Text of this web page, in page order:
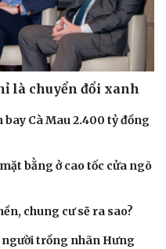
Giải trí
Nghệ sĩ
Thời trang
là chuyển đổi xanh
Cà Mau 2.400 tỷ đồng
bằng ở cao tốc cửa ngõ
chung cư sẽ ra sao?
người trồng nhãn Hưng